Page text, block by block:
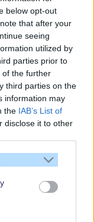
below opt-out
that after your
seeing
utilized by
parties prior to
of the further
third parties on the
information may
the IAB’s List of
disclose it to other
Vielen Dank,
dass Du unsere
Seite liest.
Schau regelmäßig